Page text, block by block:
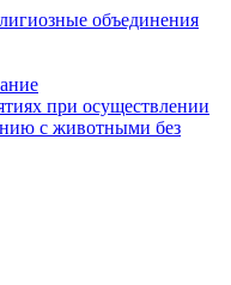
объединения
при осуществлении
с животными без